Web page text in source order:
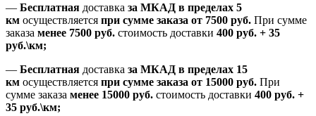
— Бесплатная доставка за МКАД в пределах 5
км осуществляется при сумме заказа от 7500 руб. При сумме
заказа менее 7500 руб. стоимость доставки 400 руб. + 35
руб.\км;
— Бесплатная доставка за МКАД в пределах 15
км осуществляется при сумме заказа от 15000 руб. При
сумме заказа менее 15000 руб. стоимость доставки 400 руб. +
35 руб.\км;